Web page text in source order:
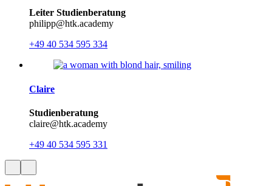
Leiter Studienberatung
philipp@htk.academy
+49 40 534 595 334
Claire
Studienberatung
claire@htk.academy
+49 40 534 595 331